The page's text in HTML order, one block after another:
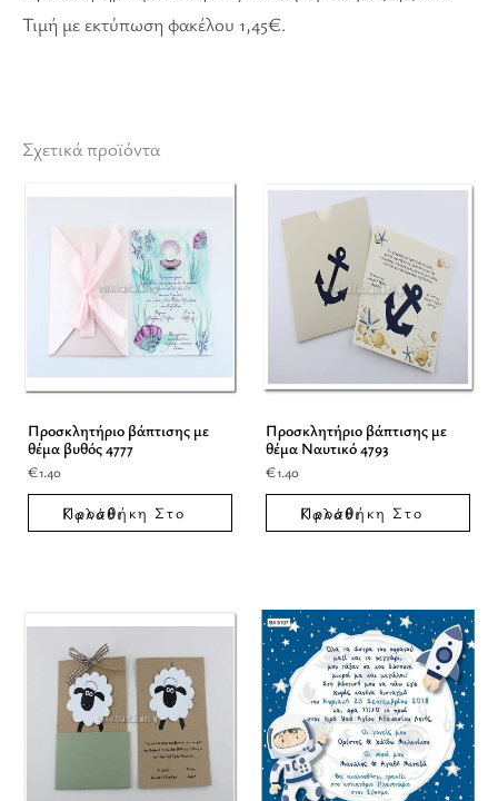
Τιμή με εκτύπωση φακέλου 1,45€.
Σχετικά προϊόντα
Προσκλητήριο βάπτισης με
θέμα βυθός 4777
€1.40
Προσθήκη Στο Καλάθι
Προσκλητήριο βάπτισης με
θέμα Ναυτικό 4793
€1.40
Προσθήκη Στο Καλάθι